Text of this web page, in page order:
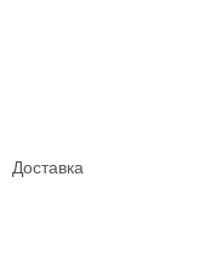
Доставка